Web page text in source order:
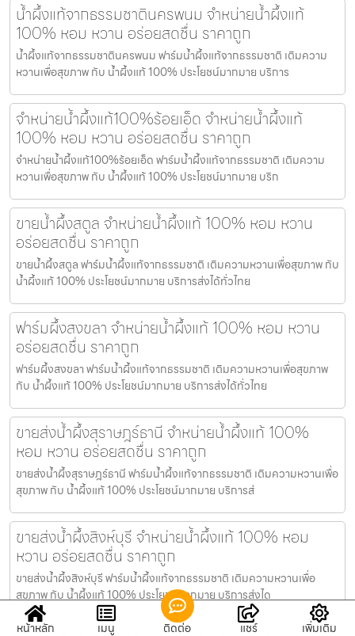
น้ำผึ้งแท้จากธรรมชาตินครพนม จำหน่ายน้ำผึ้งแท้
100% หอม หวาน อร่อยสดชื่น ราคาถูก
น้ำผึ้งแท้จากธรรมชาตินครพนม ฟาร์มน้ำผึ้งแท้จากธรรมชาติ เติมความ
หวานเพื่อสุขภาพ กับ น้ำผึ้งแท้ 100% ประโยชน์มากมาย บริการ
จำหน่ายน้ำผึ้งแท้100%ร้อยเอ็ด จำหน่ายน้ำผึ้งแท้
100% หอม หวาน อร่อยสดชื่น ราคาถูก
จำหน่ายน้ำผึ้งแท้100%ร้อยเอ็ด ฟาร์มน้ำผึ้งแท้จากธรรมชาติ เติมความ
หวานเพื่อสุขภาพ กับ น้ำผึ้งแท้ 100% ประโยชน์มากมาย บริก
ขายน้ำผึ้งสตูล จำหน่ายน้ำผึ้งแท้ 100% หอม หวาน
อร่อยสดชื่น ราคาถูก
ขายน้ำผึ้งสตูล ฟาร์มน้ำผึ้งแท้จากธรรมชาติ เติมความหวานเพื่อสุขภาพ กับ
น้ำผึ้งแท้ 100% ประโยชน์มากมาย บริการส่งได้ทั่วไทย
ฟาร์มผึ้งสงขลา จำหน่ายน้ำผึ้งแท้ 100% หอม หวาน
อร่อยสดชื่น ราคาถูก
ฟาร์มผึ้งสงขลา ฟาร์มน้ำผึ้งแท้จากธรรมชาติ เติมความหวานเพื่อสุขภาพ
กับ น้ำผึ้งแท้ 100% ประโยชน์มากมาย บริการส่งได้ทั่วไทย
ขายส่งน้ำผึ้งสุราษฎร์ธานี จำหน่ายน้ำผึ้งแท้ 100%
หอม หวาน อร่อยสดชื่น ราคาถูก
ขายส่งน้ำผึ้งสุราษฎร์ธานี ฟาร์มน้ำผึ้งแท้จากธรรมชาติ เติมความหวานเพื่อ
สุขภาพ กับ น้ำผึ้งแท้ 100% ประโยชน์มากมาย บริการส่
ขายส่งน้ำผึ้งสิงห์บุรี จำหน่ายน้ำผึ้งแท้ 100% หอม
หวาน อร่อยสดชื่น ราคาถูก
ขายส่งน้ำผึ้งสิงห์บุรี ฟาร์มน้ำผึ้งแท้จากธรรมชาติ เติมความหวานเพื่อ
สุขภาพ กับ น้ำผึ้งแท้ 100% ประโยชน์มากมาย บริการส่งได
หน้าหลัก เมนู ติดต่อ แชร์ เพิ่มเติม